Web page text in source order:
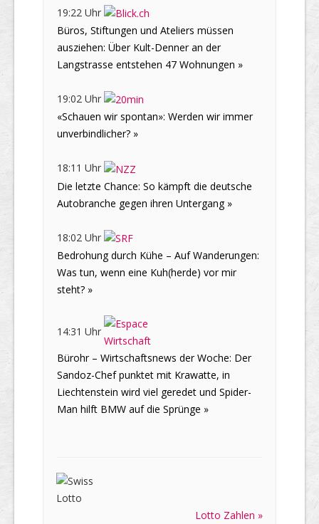
19:22 Uhr
Büros, Stiftungen und Ateliers müssen
ausziehen: Über Kult-Denner an der
Langstrasse entstehen 47 Wohnungen »
19:02 Uhr
«Schauen wir spontan»: Werden wir immer
unverbindlicher? »
18:11 Uhr
Die letzte Chance: So kämpft die deutsche
Autobranche gegen ihren Untergang »
18:02 Uhr
Bedrohung durch Kühe – Auf Wanderungen:
Was tun, wenn eine Kuh(herde) vor mir
steht? »
14:31 Uhr
Bürohr – Wirtschaftsnews der Woche: Der
Sandoz-Chef punktet mit Krawatte, in
Liechtenstein wird viel geredet und Spider-
Man hilft BMW auf die Sprünge »
Lotto Zahlen »